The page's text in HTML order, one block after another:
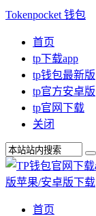
Tokenpocket 钱包
首页
tp下载app
tp钱包最新版
tp官方安卓版
tp官网下载
关闭
首页